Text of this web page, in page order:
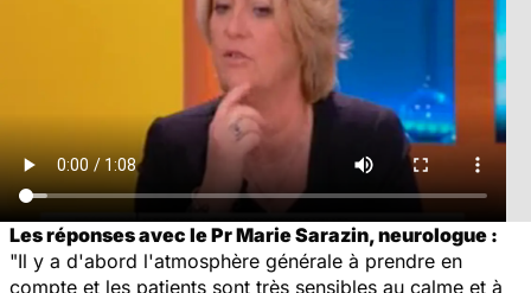
Les réponses avec le Pr Marie Sarazin, neurologue :
"Il y a d'abord l'atmosphère générale à prendre en
compte et les patients sont très sensibles au calme et à